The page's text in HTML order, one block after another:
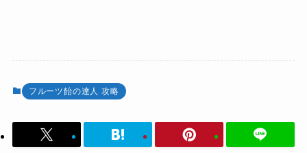
フルーツ飴の達人 攻略